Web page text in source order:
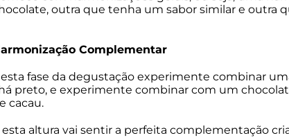
outra que tenha um sabor similar e outra
Complementar
fase da degustação experimente combinar
preto, e experimente combinar com um
cacau.
esta altura vai sentir a perfeita complementação